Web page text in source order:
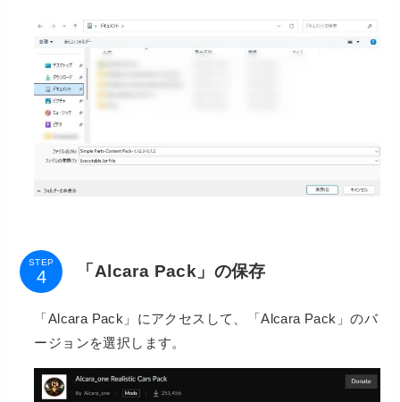
STEP 「Alcara Pack」の保存
「Alcara Pack」にアクセスして、「Alcara Pack」のバ
ージョンを選択します。